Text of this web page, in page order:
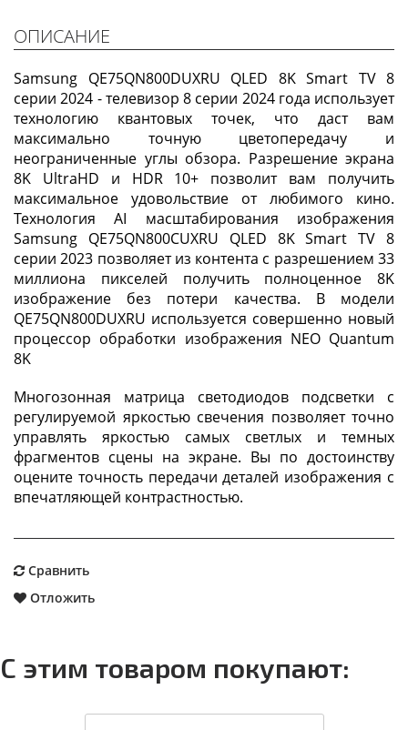
ОПИСАНИЕ
Samsung QE75QN800DUXRU QLED 8K Smart TV 8
серии 2024 - телевизор 8 серии 2024 года использует
технологию квантовых точек, что даст вам
максимально точную цветопередачу и
неограниченные углы обзора. Разрешение экрана
8K UltraHD и HDR 10+ позволит вам получить
максимальное удовольствие от любимого кино.
Технология AI масштабирования изображения
Samsung QE75QN800CUXRU QLED 8K Smart TV 8
серии 2023 позволяет из контента с разрешением 33
миллиона пикселей получить полноценное 8K
изображение без потери качества. В модели
QE75QN800DUXRU используется совершенно новый
процессор обработки изображения NEO Quantum
8K
Многозонная матрица светодиодов подсветки с
регулируемой яркостью свечения позволяет точно
управлять яркостью самых светлых и темных
фрагментов сцены на экране. Вы по достоинству
оцените точность передачи деталей изображения с
впечатляющей контрастностью.
Сравнить
Отложить
С этим товаром покупают: